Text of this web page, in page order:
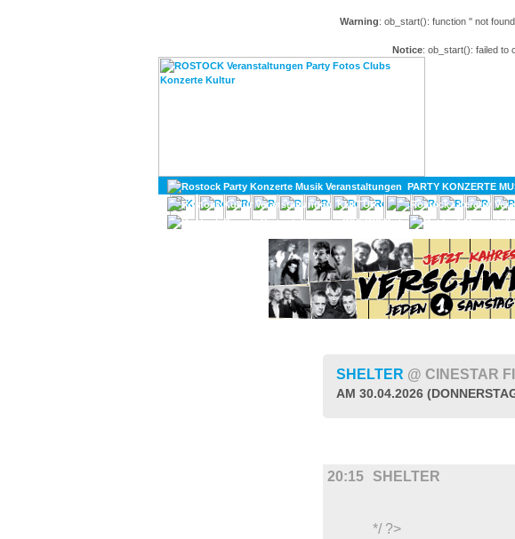
Warning: ob_start(): function '' not
Notice: ob_start(): failed to
PARTY KONZERTE
KULTUR
DIVERSES
SHELTER @ CINESTAR
AM 30.04.2026
20:15 SHELTER
*/ ?>